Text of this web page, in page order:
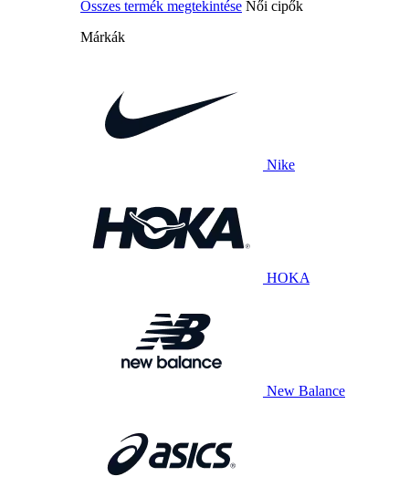
Összes termék megtekintése Női cipők
Márkák
Nike
HOKA
New Balance